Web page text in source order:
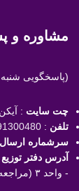
مشاوره و
(پاسخگویی شنبه تا
چت سایت :
تلفن :
سرشماره ارسال
آدرس دفتر توزیع
- واحد ۳ (مراجعه برای دریافت سفارش فقط با هماهنگی قبلی)